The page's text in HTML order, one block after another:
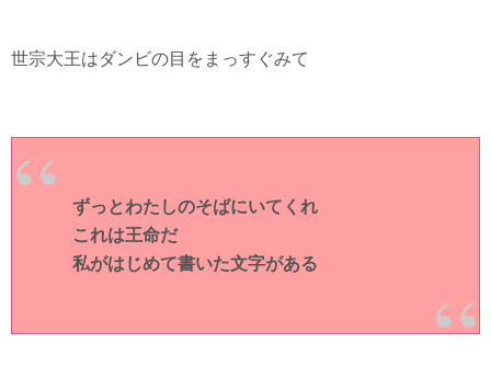
世宗大王はダンビの目をまっすぐみて
ずっとわたしのそばにいてくれ
これは王命だ
私がはじめて書いた文字がある